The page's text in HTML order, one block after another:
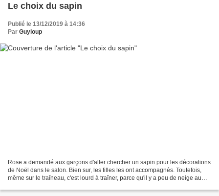
Le choix du sapin
Publié le 13/12/2019 à 14:36
Par Guyloup
Rose a demandé aux garçons d'aller chercher un sapin pour les décorations
de Noël dans le salon. Bien sur, les filles les ont accompagnés. Toutefois,
même sur le traîneau, c'est lourd à traîner, parce qu'il y a peu de neige au